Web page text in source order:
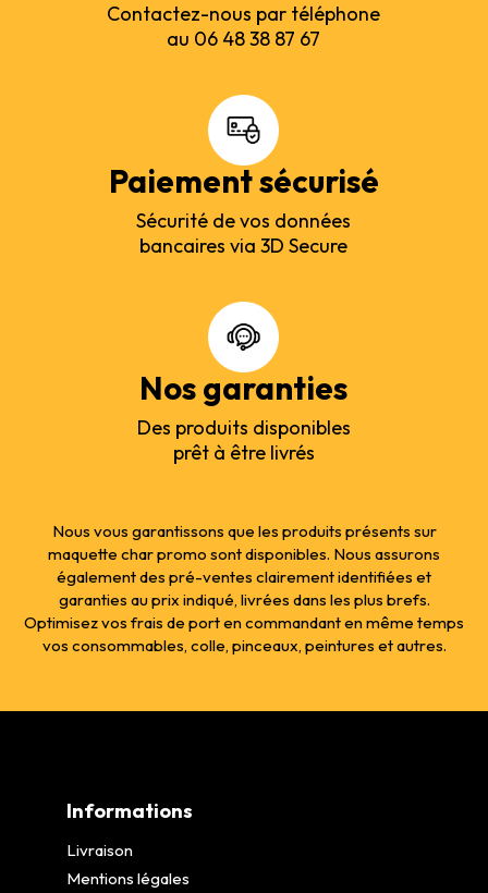
Contactez-nous par téléphone
au 06 48 38 87 67
Paiement sécurisé
Sécurité de vos données
bancaires via 3D Secure
Nos garanties
Des produits disponibles
prêt à être livrés
Nous vous garantissons que les produits présents sur
maquette char promo sont disponibles. Nous assurons
également des pré-ventes clairement identifiées et
garanties au prix indiqué, livrées dans les plus brefs.
Optimisez vos frais de port en commandant en même temps
vos consommables, colle, pinceaux, peintures et autres.
Informations
Livraison
Mentions légales